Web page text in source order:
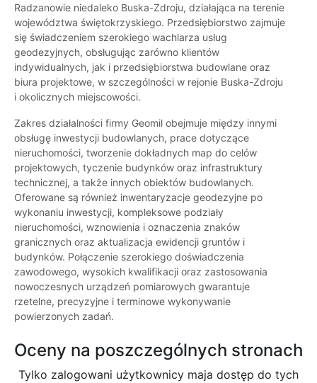
Radzanowie niedaleko Buska-Zdroju, działająca na terenie
województwa świętokrzyskiego. Przedsiębiorstwo zajmuje
się świadczeniem szerokiego wachlarza usług
geodezyjnych, obsługując zarówno klientów
indywidualnych, jak i przedsiębiorstwa budowlane oraz
biura projektowe, w szczególności w rejonie Buska-Zdroju
i okolicznych miejscowości.
Zakres działalności firmy Geomil obejmuje między innymi
obsługę inwestycji budowlanych, prace dotyczące
nieruchomości, tworzenie dokładnych map do celów
projektowych, tyczenie budynków oraz infrastruktury
technicznej, a także innych obiektów budowlanych.
Oferowane są również inwentaryzacje geodezyjne po
wykonaniu inwestycji, kompleksowe podziały
nieruchomości, wznowienia i oznaczenia znaków
granicznych oraz aktualizacja ewidencji gruntów i
budynków. Połączenie szerokiego doświadczenia
zawodowego, wysokich kwalifikacji oraz zastosowania
nowoczesnych urządzeń pomiarowych gwarantuje
rzetelne, precyzyjne i terminowe wykonywanie
powierzonych zadań.
Oceny na poszczególnych stronach
Tylko zalogowani użytkownicy maja dostęp do tych